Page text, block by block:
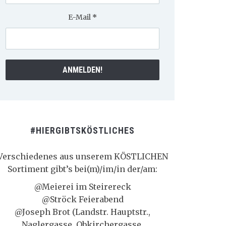
E-Mail *
#HIERGIBTSKÖSTLICHES
aus unserem KÖSTLICHEN
Sortiment gibt’s bei(m)/im/in der/am:
@Meierei im Steirereck
@Ströck Feierabend
@Joseph Brot (Landstr. Hauptstr.,